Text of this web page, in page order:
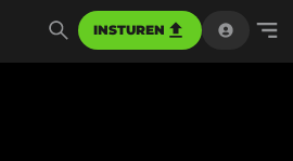
INSTUREN